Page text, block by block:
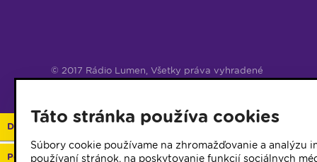
© 2017 Rádio Lumen, Všetky práva vyhradené
Darujte 2%
Podporte vaše rádio
Táto stránka používa cookies
Súbory cookie používame na zhromažďovanie a analýzu
používaní stránok, na poskytovanie funkcií sociálnych